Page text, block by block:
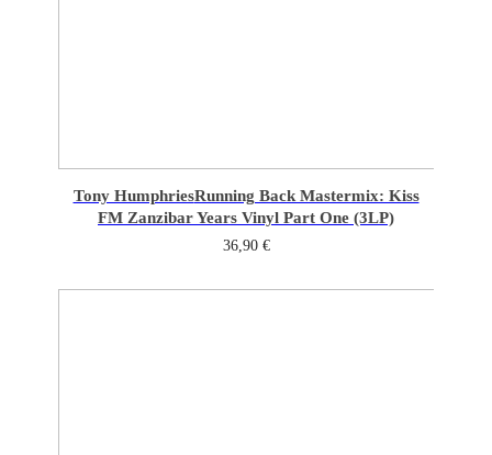
Tony HumphriesRunning Back Mastermix: Kiss
FM Zanzibar Years Vinyl Part One (3LP)
36,90 €